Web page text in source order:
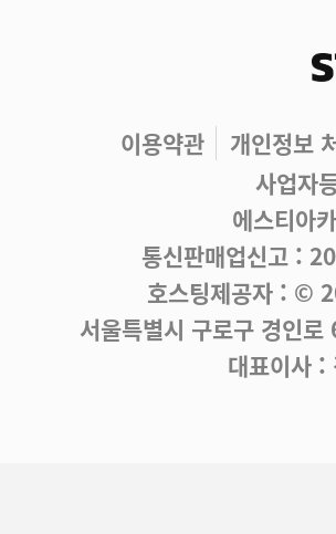
이용약관 개인정보
사업자
에스티아
통신판매업신고 :
호스팅제공자 : ©
서울특별시 구로구 경인
대표이사